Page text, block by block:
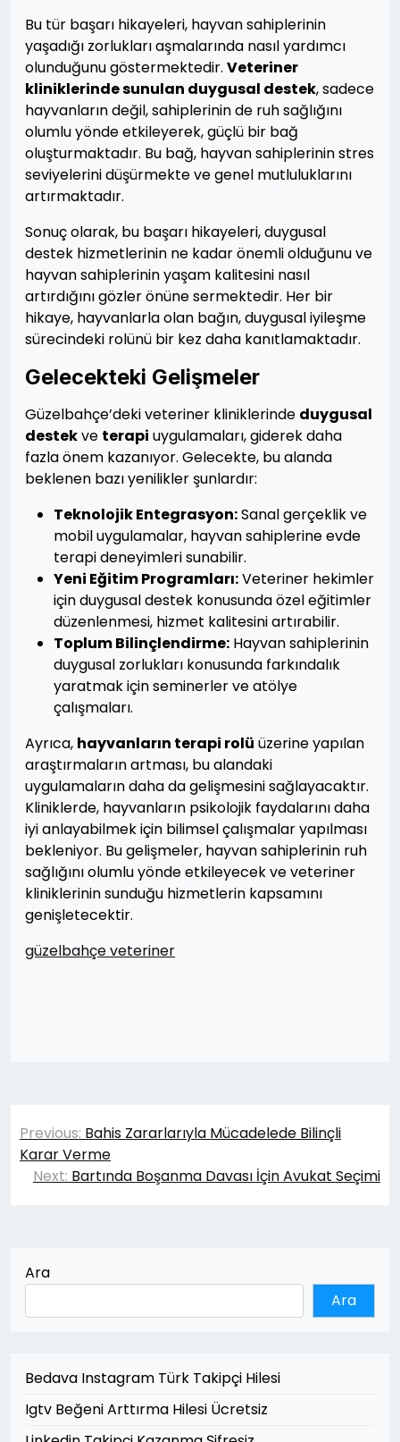
Bu tür başarı hikayeleri, hayvan sahiplerinin
yaşadığı zorlukları aşmalarında nasıl yardımcı
olunduğunu göstermektedir. Veteriner
kliniklerinde sunulan duygusal destek, sadece
hayvanların değil, sahiplerinin de ruh sağlığını
olumlu yönde etkileyerek, güçlü bir bağ
oluşturmaktadır. Bu bağ, hayvan sahiplerinin stres
seviyelerini düşürmekte ve genel mutluluklarını
artırmaktadır.
Sonuç olarak, bu başarı hikayeleri, duygusal
destek hizmetlerinin ne kadar önemli olduğunu ve
hayvan sahiplerinin yaşam kalitesini nasıl
artırdığını gözler önüne sermektedir. Her bir
hikaye, hayvanlarla olan bağın, duygusal iyileşme
sürecindeki rolünü bir kez daha kanıtlamaktadır.
Gelecekteki Gelişmeler
Güzelbahçe’deki veteriner kliniklerinde duygusal
destekve terapi uygulamaları, giderek daha
fazla önem kazanıyor. Gelecekte, bu alanda
beklenen bazı yenilikler şunlardır:
Teknolojik Entegrasyon:Sanal gerçeklik ve
mobil uygulamalar, hayvan sahiplerine evde
terapi deneyimleri sunabilir.
Yeni Eğitim Programları:Veteriner hekimler
için duygusal destek konusunda özel eğitimler
düzenlenmesi, hizmet kalitesini artırabilir.
Toplum Bilinçlendirme: Hayvan sahiplerinin
duygusal zorlukları konusunda farkındalık
yaratmak için seminerler ve atölye
çalışmaları.
Ayrıca, hayvanların terapi rolü üzerine yapılan
araştırmaların artması, bu alandaki
uygulamaların daha da gelişmesini sağlayacaktır.
Kliniklerde, hayvanların psikolojik faydalarını daha
iyi anlayabilmek için bilimsel çalışmalar yapılması
bekleniyor. Bu gelişmeler, hayvan sahiplerinin ruh
sağlığını olumlu yönde etkileyecek ve veteriner
kliniklerinin sunduğu hizmetlerin kapsamını
genişletecektir.
güzelbahçe veteriner
Yazı
gezinmesi
Previous: Bahis Zararlarıyla Mücadelede Bilinçli
Karar Verme
Next: Bartında Boşanma Davası İçin Avukat Seçimi
Ara
Ara
Bedava Instagram Türk Takipçi Hilesi
Igtv Beğeni Arttırma Hilesi Ücretsiz